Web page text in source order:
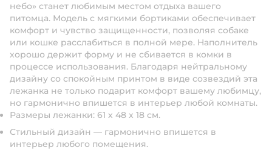
небо» станет любимым местом отдыха вашего
питомца. Модель с мягкими бортиками обеспечивает
комфорт и чувство защищенности, позволяя собаке
или кошке расслабиться в полной мере. Наполнитель
хорошо держит форму и не сбивается в комки в
процессе использования. Благодаря нейтральному
дизайну со спокойным принтом в виде созвездий эта
лежанка не только подарит комфорт вашему любимцу,
но гармонично впишется в интерьер любой комнаты.
Размеры лежанки: 61 х 48 х 18 см.
Стильный дизайн — гармонично впишется в
интерьер любого помещения.